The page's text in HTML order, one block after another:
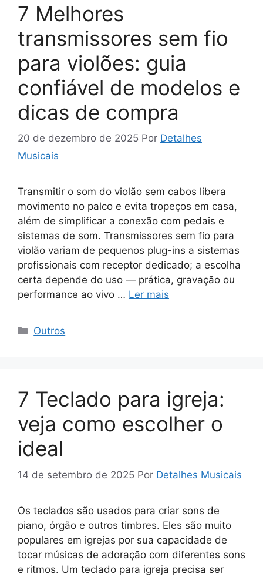
7 Melhores
transmissores sem fio
para violões: guia
confiável de modelos e
dicas de compra
20 de dezembro de 2025 Por Detalhes
Musicais
Transmitir o som do violão sem cabos libera
movimento no palco e evita tropeços em casa,
além de simplificar a conexão com pedais e
sistemas de som. Transmissores sem fio para
violão variam de pequenos plug-ins a sistemas
profissionais com receptor dedicado; a escolha
certa depende do uso — prática, gravação ou
performance ao vivo … Ler mais
Categorias
Outros
7 Teclado para igreja:
veja como escolher o
ideal
14 de setembro de 2025 Por Detalhes Musicais
Os teclados são usados para criar sons de
piano, órgão e outros timbres. Eles são muito
populares em igrejas por sua capacidade de
tocar músicas de adoração com diferentes sons
e ritmos. Um teclado para igreja precisa ser